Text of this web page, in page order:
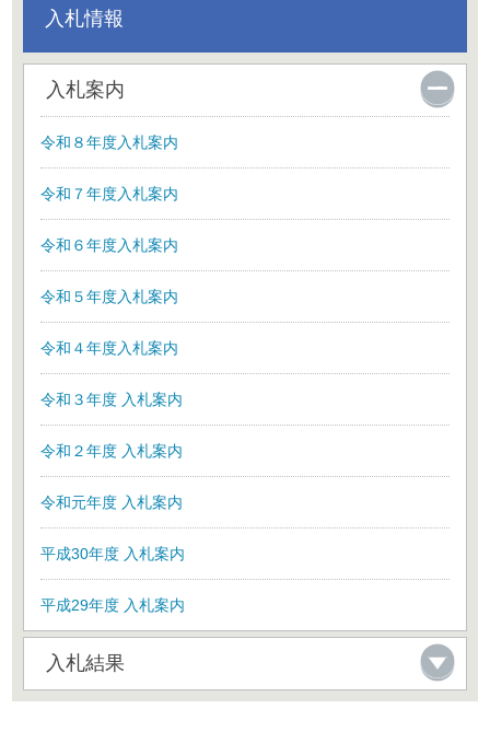
入札情報
入札案内
令和８年度入札案内
令和７年度入札案内
令和６年度入札案内
令和５年度入札案内
令和４年度入札案内
令和３年度 入札案内
令和２年度 入札案内
令和元年度 入札案内
平成30年度 入札案内
平成29年度 入札案内
入札結果